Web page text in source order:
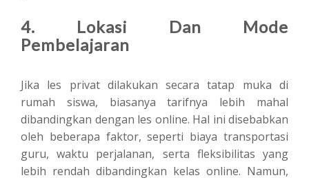
4. Lokasi Dan Mode
Pembelajaran
Jika les privat dilakukan secara tatap muka di
rumah siswa, biasanya tarifnya lebih mahal
dibandingkan dengan les online. Hal ini disebabkan
oleh beberapa faktor, seperti biaya transportasi
guru, waktu perjalanan, serta fleksibilitas yang
lebih rendah dibandingkan kelas online. Namun,